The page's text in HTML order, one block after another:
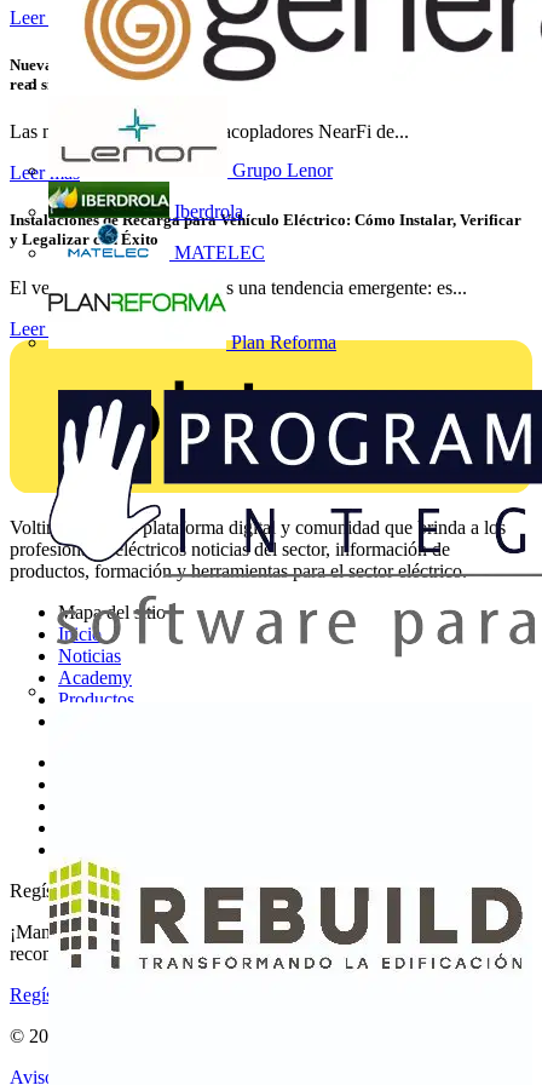
Grupo Lenor
Iberdrola
MATELEC
Plan Reforma
Leer más
Nuevas variantes para la transmisión de energía y datos Ethernet en tiempo
real sin contacto
Las nuevas variantes de los acopladores NearFi de...
Leer más
Instalaciones de Recarga para Vehículo Eléctrico: Cómo Instalar, Verificar
y Legalizar con Éxito
El vehículo eléctrico ya no es una tendencia emergente: es...
Leer más
Voltimum es una plataforma digital y comunidad que brinda a los
profesionales eléctricos noticias del sector, información de
productos, formación y herramientas para el sector eléctrico.
Mapa del sitio
Inicio
Noticias
Academy
Productos
Regístrate en Voltimum
¡Mantente al día con las últimas noticias del sector y gana
recompensas por tus compras eléctricas!
Regístrate aquí
© 2002-
Aviso legal